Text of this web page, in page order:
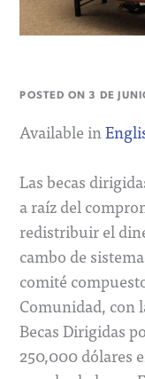
POSTED ON3 DE
Available in
Las becas
a raíz del
redistribuir el
cambo de
comité
Comunidad, con
Becas Dirigidas
250,000 dólares